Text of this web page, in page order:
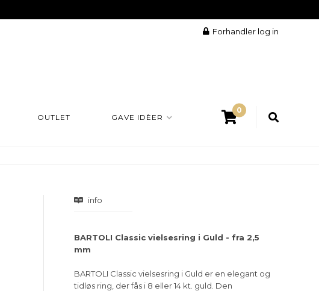
Forhandler log in
OUTLET GAVE IDÈER
0
info
BARTOLI Classic vielsesring i Guld - fra 2,5
mm
BARTOLI Classic vielsesring i Guld er en elegant og
tidløs ring, der fås i 8 eller 14 kt. guld. Den